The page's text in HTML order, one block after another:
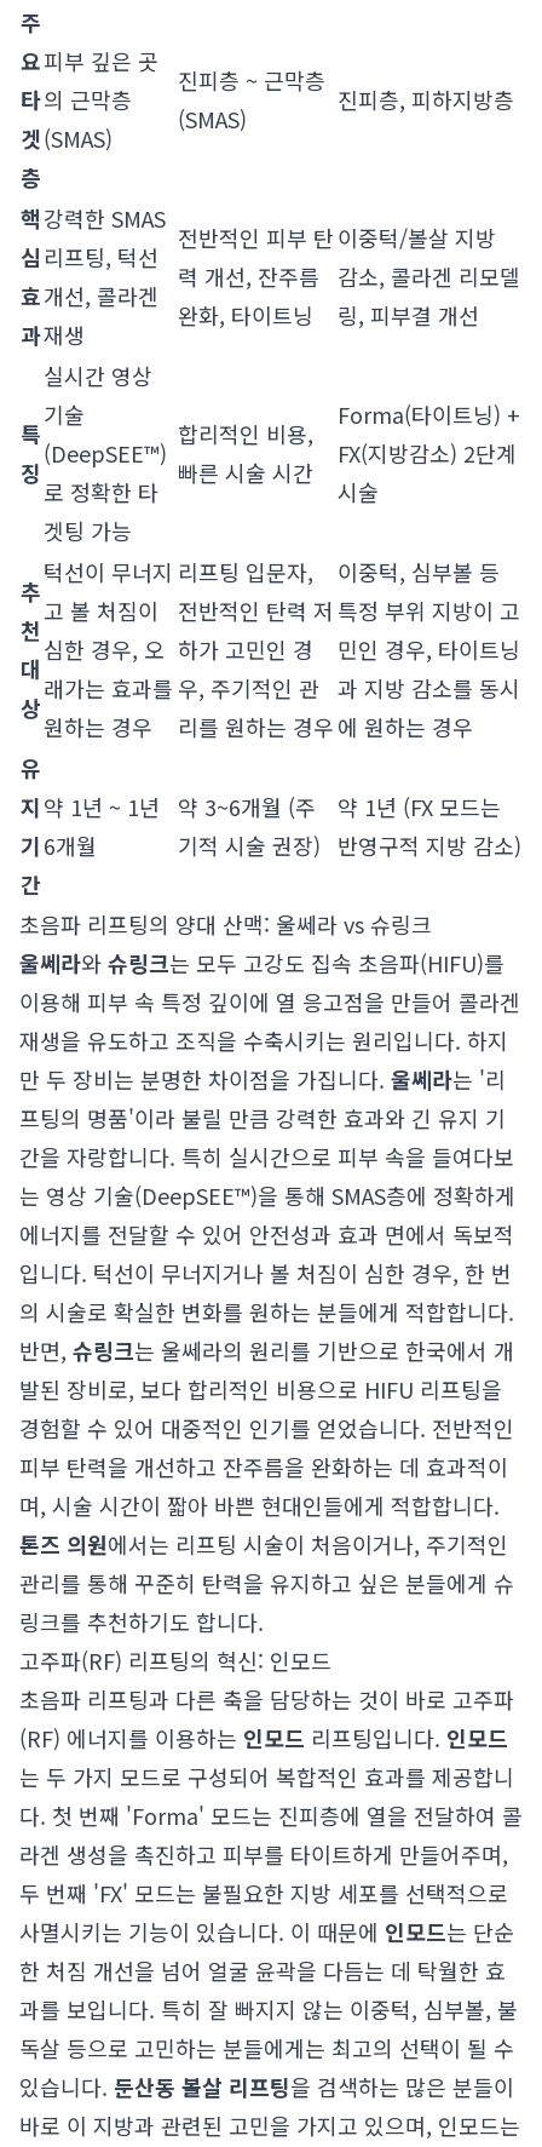
주
요
타
겟
층
피부 깊은 곳
의 근막층
(SMAS)
진피층 ~ 근막층
(SMAS)
진피층, 피하지방층
핵
심
효
과
강력한 SMAS
리프팅, 턱선
개선, 콜라겐
재생
전반적인 피부 탄
력 개선, 잔주름
완화, 타이트닝
이중턱/볼살 지방
감소, 콜라겐 리모델
링, 피부결 개선
특
징
실시간 영상
기술
(DeepSEE™)
로 정확한 타
겟팅 가능
합리적인 비용,
빠른 시술 시간
Forma(타이트닝) +
FX(지방감소) 2단계
시술
추
천
대
상
턱선이 무너지
고 볼 처짐이
심한 경우, 오
래가는 효과를
원하는 경우
리프팅 입문자,
전반적인 탄력 저
하가 고민인 경
우, 주기적인 관
리를 원하는 경우
이중턱, 심부볼 등
특정 부위 지방이 고
민인 경우, 타이트닝
과 지방 감소를 동시
에 원하는 경우
유
지
기
간
약 1년 ~ 1년
6개월
약 3~6개월 (주
기적 시술 권장)
약 1년 (FX 모드는
반영구적 지방 감소)
초음파 리프팅의 양대 산맥: 울쎄라 vs 슈링크
울쎄라와슈링크는 모두 고강도 집속 초음파(HIFU)를
이용해 피부 속 특정 깊이에 열 응고점을 만들어 콜라겐
재생을 유도하고 조직을 수축시키는 원리입니다. 하지
만 두 장비는 분명한 차이점을 가집니다. 울쎄라는 '리
프팅의 명품'이라 불릴 만큼 강력한 효과와 긴 유지 기
간을 자랑합니다. 특히 실시간으로 피부 속을 들여다보
는 영상 기술(DeepSEE™)을 통해 SMAS층에 정확하게
에너지를 전달할 수 있어 안전성과 효과 면에서 독보적
입니다. 턱선이 무너지거나 볼 처짐이 심한 경우, 한 번
의 시술로 확실한 변화를 원하는 분들에게 적합합니다.
반면, 슈링크는 울쎄라의 원리를 기반으로 한국에서 개
발된 장비로, 보다 합리적인 비용으로 HIFU 리프팅을
경험할 수 있어 대중적인 인기를 얻었습니다. 전반적인
피부 탄력을 개선하고 잔주름을 완화하는 데 효과적이
며, 시술 시간이 짧아 바쁜 현대인들에게 적합합니다.
톤즈 의원에서는 리프팅 시술이 처음이거나, 주기적인
관리를 통해 꾸준히 탄력을 유지하고 싶은 분들에게 슈
링크를 추천하기도 합니다.
고주파(RF) 리프팅의 혁신: 인모드
초음파 리프팅과 다른 축을 담당하는 것이 바로 고주파
(RF) 에너지를 이용하는 인모드 리프팅입니다. 인모드
는 두 가지 모드로 구성되어 복합적인 효과를 제공합니
다. 첫 번째 'Forma' 모드는 진피층에 열을 전달하여 콜
라겐 생성을 촉진하고 피부를 타이트하게 만들어주며,
두 번째 'FX' 모드는 불필요한 지방 세포를 선택적으로
사멸시키는 기능이 있습니다. 이 때문에 인모드는 단순
한 처짐 개선을 넘어 얼굴 윤곽을 다듬는 데 탁월한 효
과를 보입니다. 특히 잘 빠지지 않는 이중턱, 심부볼, 불
독살 등으로 고민하는 분들에게는 최고의 선택이 될 수
있습니다. 둔산동 볼살 리프팅을 검색하는 많은 분들이
바로 이 지방과 관련된 고민을 가지고 있으며, 인모드는